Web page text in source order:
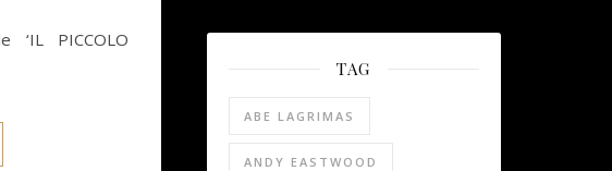
‘IL PICCOLO
TAG
ABE LAGRIMAS
ANDY EASTWOOD